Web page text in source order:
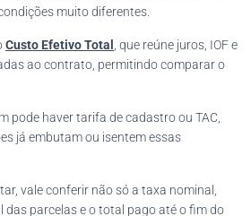
muito diferentes.
Custo Efetivo Total
, que reúne juros, IOF e
ao contrato, permitindo comparar o
pode haver tarifa de cadastro ou TAC,
já embutam ou isentem essas
vale conferir não só a taxa nominal,
das parcelas e o total pago até o fim do